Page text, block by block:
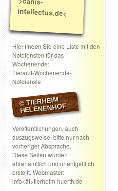
intellectus.de<
Hier finden Sie eine Liste mit den
Notdiensten für das
Wochenende:
Tierarzt-Wochenende-
Notdienste
© TIERHEIM
HELENENHOF
Veröffentlichungen, auch
auszugsweise, bitte nur nach
vorheriger Absprache.
Diese Seiten wurden
ehrenamtlich und unentgeltlich
erstellt. Webmaster:
info<ät>tierheim-huerth.de